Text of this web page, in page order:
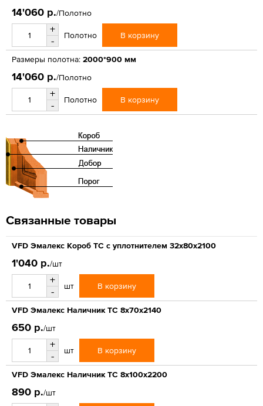
14'060 р./Полотно
+
-
Полотно В корзину
Размеры полотна: 2000*900 мм
14'060 р./Полотно
+
-
Полотно В корзину
Связанные товары
VFD Эмалекс Короб ТС с уплотнителем 32x80x2100
1'040 р./шт
+
-
шт В корзину
VFD Эмалекс Наличник ТС 8x70x2140
650 р./шт
+
-
шт В корзину
VFD Эмалекс Наличник ТС 8x100x2200
890 р./шт